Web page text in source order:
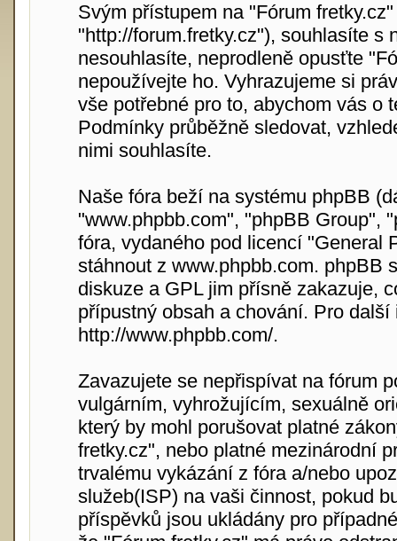
Svým přístupem na "Fórum
"http://forum.fretky.cz"), souhlasíte s
nesouhlasíte, neprodleně opusťte
nepoužívejte ho. Vyhrazujeme si
vše potřebné pro to, abychom vás o
Podmínky průběžně sledovat,
nimi souhlasíte.
Naše fóra beží na systému phpBB
"www.phpbb.com", "phpBB Group",
fóra, vydaného pod licencí "General
stáhnout z www.phpbb.com. phpBB
diskuze a GPL jim přísně zakazuje,
přípustný obsah a chování. Pro
http://www.phpbb.com/.
Zavazujete se nepřispívat na fórum
vulgárním, vyhrožujícím, sexuálně
který by mohl porušovat platné
fretky.cz", nebo platné mezinárodní
trvalému vykázání z fóra a/nebo
služeb(ISP) na vaši činnost, pokud
příspěvků jsou ukládány pro